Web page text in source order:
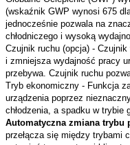
(wskaźnik GWP wynosi 675
jednocześnie pozwala na
chłodniczego i wysoką
Czujnik ruchu (opcja) -
i zmniejsza wydajność pracy
przebywa. Czujnik ruchu
Tryb ekonomiczny - Funkcja
urządzenia poprzez
chłodzenia, a spadku w trybie
Automatyczna zmiana trybu
przełącza się między trybami